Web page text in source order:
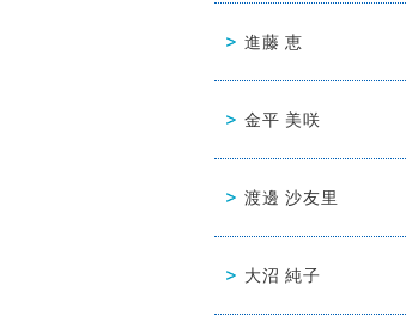
進藤 恵
金平 美咲
渡邊 沙友里
大沼 純子